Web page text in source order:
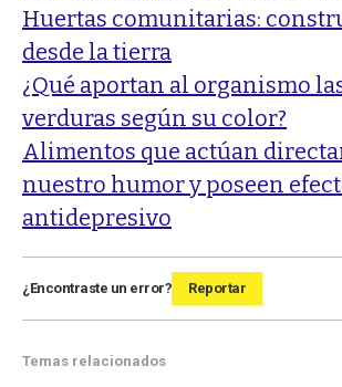
Huertas comunitarias:
desde la tierra
¿Qué aportan al organismo
verduras según su color?
Alimentos que actúan
nuestro humor y poseen
antidepresivo
¿Encontraste un error? Reportar
Temas relacionados